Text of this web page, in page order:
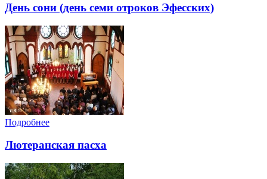
День сони (день семи отроков Эфесских)
Подробнее
Лютеранская пасха